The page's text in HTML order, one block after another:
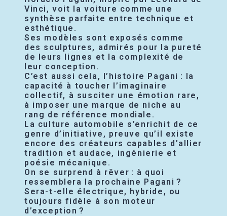
Vinci, voit la voiture comme une
synthèse parfaite entre technique et
esthétique.
Ses modèles sont exposés comme
des sculptures, admirés pour la pureté
de leurs lignes et la complexité de
leur conception.
C’est aussi cela, l’histoire Pagani : la
capacité à toucher l’imaginaire
collectif, à susciter une émotion rare,
à imposer une marque de niche au
rang de référence mondiale.
La culture automobile s’enrichit de ce
genre d’initiative, preuve qu’il existe
encore des créateurs capables d’allier
tradition et audace, ingénierie et
poésie mécanique.
On se surprend à rêver : à quoi
ressemblera la prochaine Pagani ?
Sera-t-elle électrique, hybride, ou
toujours fidèle à son moteur
d’exception ?